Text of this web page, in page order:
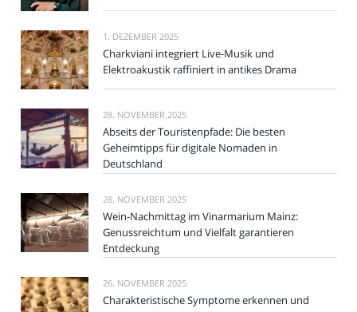
1. DEZEMBER 2025
Charkviani integriert Live-Musik und
Elektroakustik raffiniert in antikes Drama
28. NOVEMBER 2025
Abseits der Touristenpfade: Die besten
Geheimtipps für digitale Nomaden in
Deutschland
28. NOVEMBER 2025
Wein-Nachmittag im Vinarmarium Mainz:
Genussreichtum und Vielfalt garantieren
Entdeckung
26. NOVEMBER 2025
Charakteristische Symptome erkennen und